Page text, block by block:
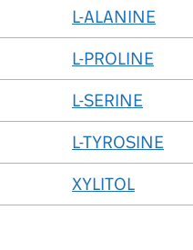
L-ALANINE
L-PROLINE
L-SERINE
L-TYROSINE
XYLITOL